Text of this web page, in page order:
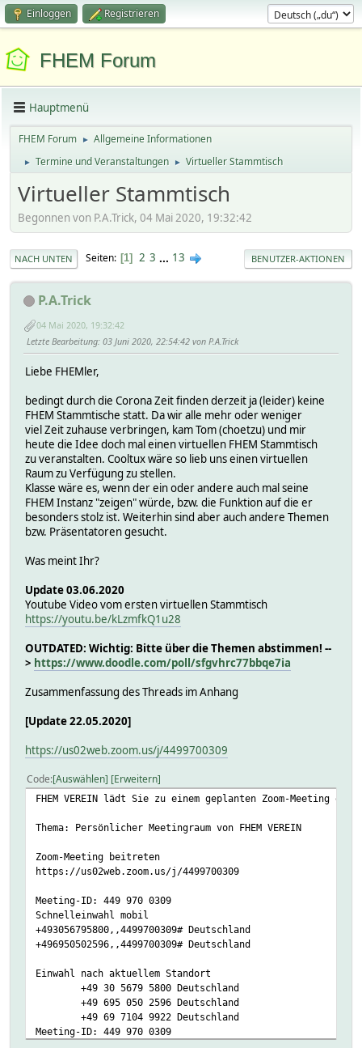
Einloggen Registrieren
FHEM Forum
Hauptmenü
FHEM Forum ► Allgemeine Informationen
► Termine und Veranstaltungen ► Virtueller Stammtisch
Virtueller Stammtisch
Begonnen von P.A.Trick, 04 Mai 2020, 19:32:42
NACH UNTEN Seiten 1 2 3 ... 13 BENUTZER-AKTIONEN
P.A.Trick
04 Mai 2020, 19:32:42
Letzte Bearbeitung: 03 Juni 2020, 22:54:42 von P.A.Trick
Liebe FHEMler,
bedingt durch die Corona Zeit finden derzeit ja (leider) keine
FHEM Stammtische statt. Da wir alle mehr oder weniger
viel Zeit zuhause verbringen, kam Tom (choetzu) und mir
heute die Idee doch mal einen virtuellen FHEM Stammtisch
zu veranstalten. Cooltux wäre so lieb uns einen virtuellen
Raum zu Verfügung zu stellen.
Klasse wäre es, wenn der ein oder andere auch mal seine
FHEM Instanz "zeigen" würde, bzw. die Funktion auf die er
besonders stolz ist. Weiterhin sind aber auch andere Themen
bzw. Präsentatoren gesucht.
Was meint Ihr?
Update 03.06.2020
Youtube Video vom ersten virtuellen Stammtisch
https://youtu.be/kLzmfkQ1u28
OUTDATED: Wichtig: Bitte über die Themen abstimmen! --
> https://www.doodle.com/poll/sfgvhrc77bbqe7ia
Zusammenfassung des Threads im Anhang
[Update 22.05.2020]
https://us02web.zoom.us/j/4499700309
Code Auswählen Erweitern
FHEM VEREIN lädt Sie zu einem geplanten Zoom-Meeting ein.
Thema: Persönlicher Meetingraum von FHEM VEREIN
Zoom-Meeting beitreten
https://us02web.zoom.us/j/4499700309
Meeting-ID: 449 970 0309
Schnelleinwahl mobil
+493056795800,,4499700309# Deutschland
+496950502596,,4499700309# Deutschland
Einwahl nach aktuellem Standort
+49 30 5679 5800 Deutschland
+49 695 050 2596 Deutschland
+49 69 7104 9922 Deutschland
Meeting-ID: 449 970 0309